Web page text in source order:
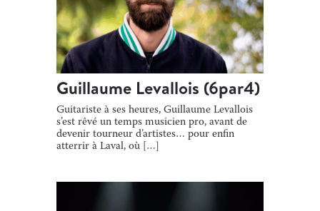
Guillaume Levallois (6par4)
Guitariste à ses heures, Guillaume Levallois
s’est rêvé un temps musicien pro, avant de
devenir tourneur d’artistes… pour enfin
atterrir à Laval, où […]